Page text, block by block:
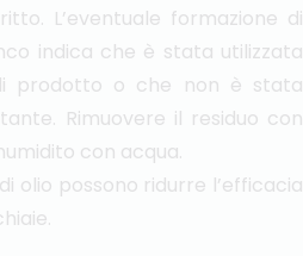
L’eventuale formazione di
indica che è stata utilizzata
prodotto o che non è stata
Rimuovere il residuo con
con acqua.
olio possono ridurre l’efficacia